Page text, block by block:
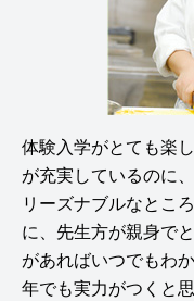
体験入学がとても楽
が充実しているのに
リーズナブルなとこ
に、先生方が親身で
があればいつでもわ
年でも実力がつくと